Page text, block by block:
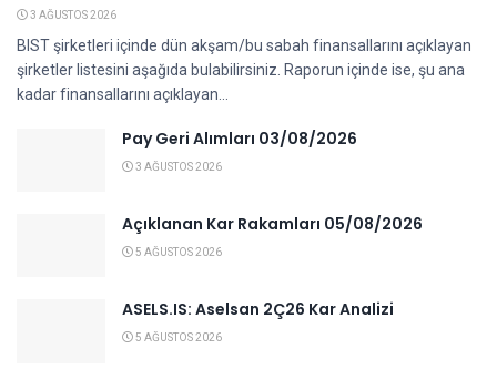
3 AĞUSTOS 2026
BIST şirketleri içinde dün akşam/bu sabah finansallarını açıklayan
şirketler listesini aşağıda bulabilirsiniz. Raporun içinde ise, şu ana
kadar finansallarını açıklayan...
Pay Geri Alımları 03/08/2026
3 AĞUSTOS 2026
Açıklanan Kar Rakamları 05/08/2026
5 AĞUSTOS 2026
ASELS.IS: Aselsan 2Ç26 Kar Analizi
5 AĞUSTOS 2026